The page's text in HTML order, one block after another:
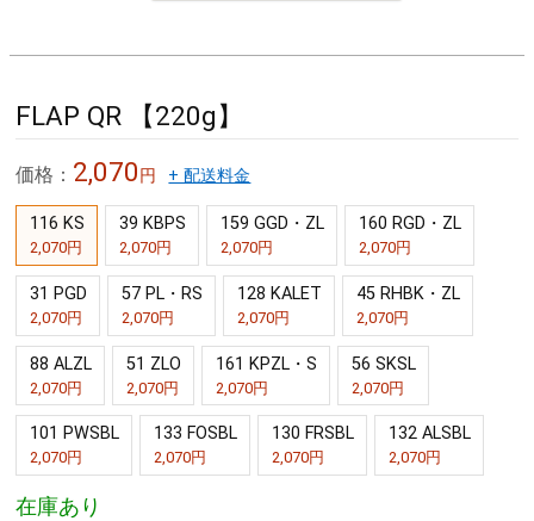
FLAP QR 【220g】
価格： 2,070円 + 配送料金
116 KS
2,070円
39 KBPS
2,070円
159 GGD・ZL
2,070円
160 RGD・ZL
2,070円
31 PGD
2,070円
57 PL・RS
2,070円
128 KALET
2,070円
45 RHBK・ZL
2,070円
88 ALZL
2,070円
51 ZLO
2,070円
161 KPZL・S
2,070円
56 SKSL
2,070円
101 PWSBL
2,070円
133 FOSBL
2,070円
130 FRSBL
2,070円
132 ALSBL
2,070円
在庫あり